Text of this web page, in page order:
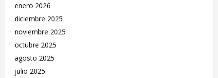
enero 2026
diciembre 2025
noviembre 2025
octubre 2025
agosto 2025
julio 2025